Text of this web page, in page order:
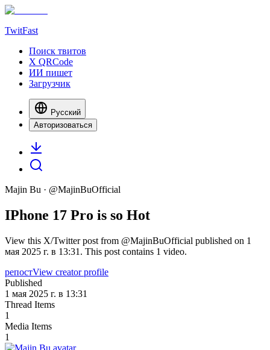
TwitFast
Поиск твитов
X QRCode
ИИ пишет
Загрузчик
Русский
Авторизоваться
Majin Bu · @MajinBuOfficial
IPhone 17 Pro is so Hot
View this X/Twitter post from @MajinBuOfficial published on 1
мая 2025 г. в 13:31. This post contains 1 video.
репостView creator profile
Published
1 мая 2025 г. в 13:31
Thread Items
1
Media Items
1